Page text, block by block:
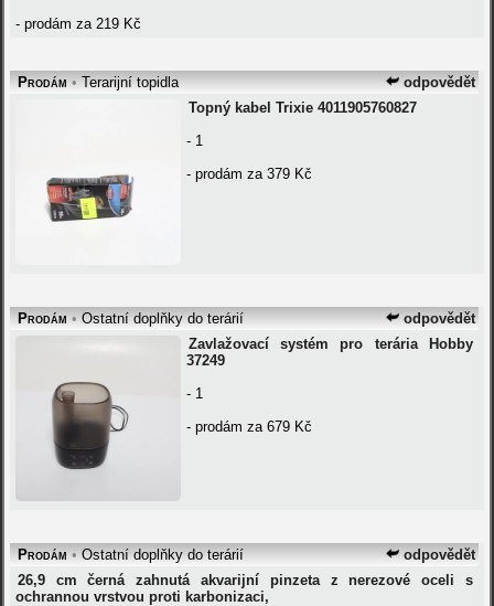
- prodám za 219 Kč
odpovědět
Prodám •Terarijní topidla
Topný kabel Trixie 4011905760827
- 1
- prodám za 379 Kč
odpovědět
Prodám •Ostatní doplňky do terárií
Zavlažovací systém pro terária Hobby
37249
- 1
- prodám za 679 Kč
odpovědět
Prodám •Ostatní doplňky do terárií
26,9 cm černá zahnutá akvarijní pinzeta z nerezové oceli s
ochrannou vrstvou proti karbonizaci,